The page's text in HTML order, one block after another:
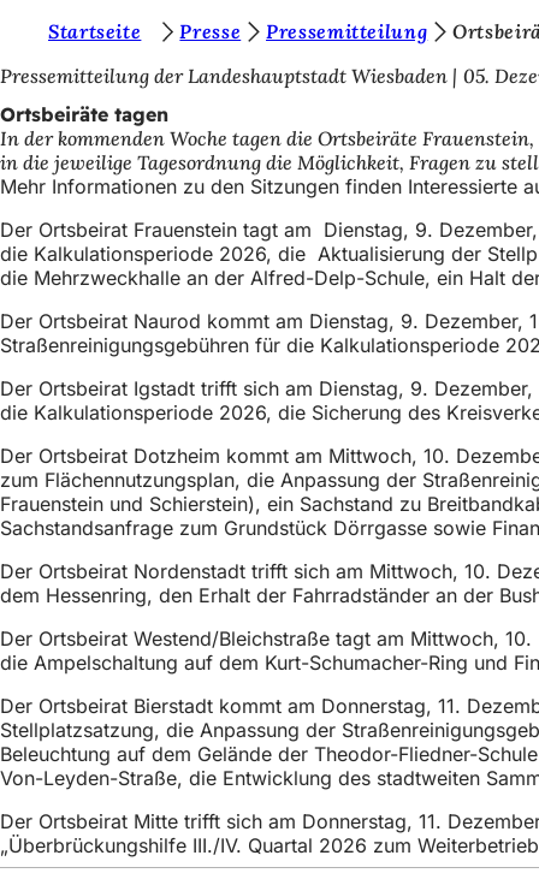
Inhalt anspringen
i
e
b
e
f
i
n
d
e
n
s
i
c
h
h
i
e
r
:
Startseite Presse Pressemitteilung
Pressemitteilung der Landeshauptstadt Wiesbaden
05.
Ortsbeiräte tagen
In der kommenden Woche tagen die Ortsbeiräte
in die jeweilige Tagesordnung die Möglichkeit, Fragen zu
Mehr Informationen zu den Sitzungen finden Interessierte
Der Ortsbeirat Frauenstein tagt am Dienstag, 9.
die Kalkulationsperiode 2026, die Aktualisierung der
die Mehrzweckhalle an der Alfred-Delp-Schule, ein Halt
Der Ortsbeirat Naurod kommt am Dienstag, 9.
Straßenreinigungsgebühren für die Kalkulationsperiode
Der Ortsbeirat Igstadt trifft sich am Dienstag, 9.
die Kalkulationsperiode 2026, die Sicherung des
Der Ortsbeirat Dotzheim kommt am Mittwoch, 10.
zum Flächennutzungsplan, die Anpassung der
Frauenstein und Schierstein), ein Sachstand zu
Sachstandsanfrage zum Grundstück Dörrgasse sowie
Der Ortsbeirat Nordenstadt trifft sich am Mittwoch, 10.
dem Hessenring, den Erhalt der Fahrradständer an der
Der Ortsbeirat Westend/Bleichstraße tagt am Mittwoch,
die Ampelschaltung auf dem Kurt-Schumacher-Ring und
Der Ortsbeirat Bierstadt kommt am Donnerstag, 11.
Stellplatzsatzung, die Anpassung der
Beleuchtung auf dem Gelände der Theodor-Fliedner-
Von-Leyden-Straße, die Entwicklung des stadtweiten
Der Ortsbeirat Mitte trifft sich am Donnerstag, 11.
„Überbrückungshilfe III./IV. Quartal 2026 zum